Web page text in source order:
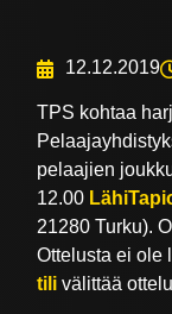
12.12.2019
TPS kohtaa
pelaajien
12.00
21280 Turku).
Ottelusta ei ole
tili välittää